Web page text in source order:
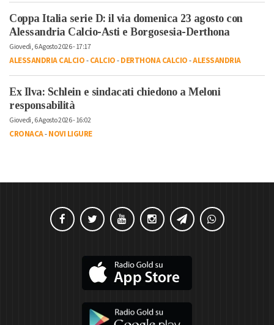
Coppa Italia serie D: il via domenica 23 agosto con
Alessandria Calcio-Asti e Borgosesia-Derthona
Giovedì, 6 Agosto 2026 - 17:17
ALESSANDRIA CALCIO-CALCIO-DERTHONA CALCIO-ALESSANDRIA
Ex Ilva: Schlein e sindacati chiedono a Meloni
responsabilità
Giovedì, 6 Agosto 2026 - 16:02
CRONACA-NOVI LIGURE